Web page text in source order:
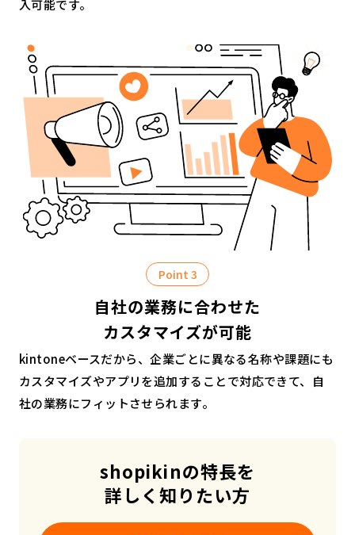
入可能です。
Point 3
自社の業務に合わせた
カスタマイズが可能
kintoneベースだから、企業ごとに異なる名称や課題にも
カスタマイズやアプリを追加することで対応できて、自
社の業務にフィットさせられます。
shopikinの特長を
詳しく知りたい方